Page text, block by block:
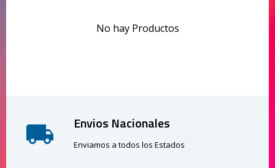
No hay Productos
Envios Nacionales
Enviamos a todos los Estados